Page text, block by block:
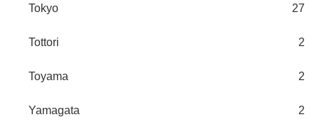
Tokyo 27
Tottori 2
Toyama 2
Yamagata 2